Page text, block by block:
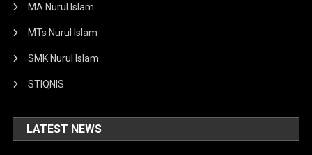
MA Nurul Islam
MTs Nurul Islam
SMK Nurul Islam
STIQNIS
LATEST NEWS